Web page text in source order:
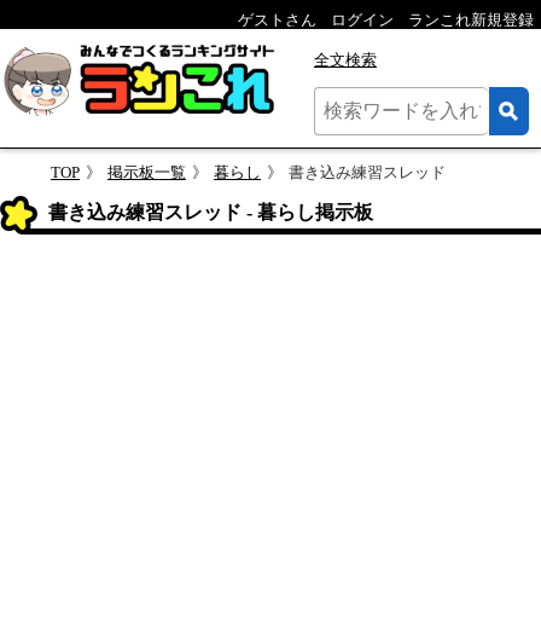
ゲストさん ログイン ランこれ新規登録
全文検索
TOP 掲示板一覧 暮らし 書き込み練習スレッド
書き込み練習スレッド - 暮らし掲示板